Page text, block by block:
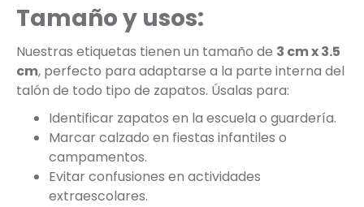
Tamaño y usos:
Nuestras etiquetas tienen un tamaño de 3 cm x 3.5
cm, perfecto para adaptarse a la parte interna del
talón de todo tipo de zapatos. Úsalas para:
Identificar zapatos en la escuela o guardería.
Marcar calzado en fiestas infantiles o
campamentos.
Evitar confusiones en actividades
extraescolares.